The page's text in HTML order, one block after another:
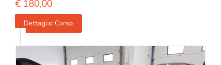
€ 180,00
Dettaglio Corso